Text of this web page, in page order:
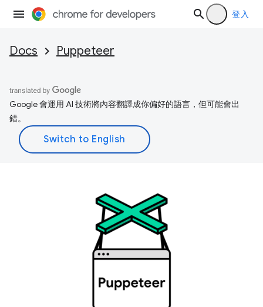
登入
Docs Puppeteer
Google 會運用 AI 技術將內容翻譯成你偏好的語言，但可能會出
錯。